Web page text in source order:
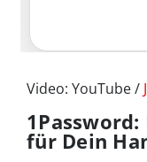
Video: YouTube /
für Dein